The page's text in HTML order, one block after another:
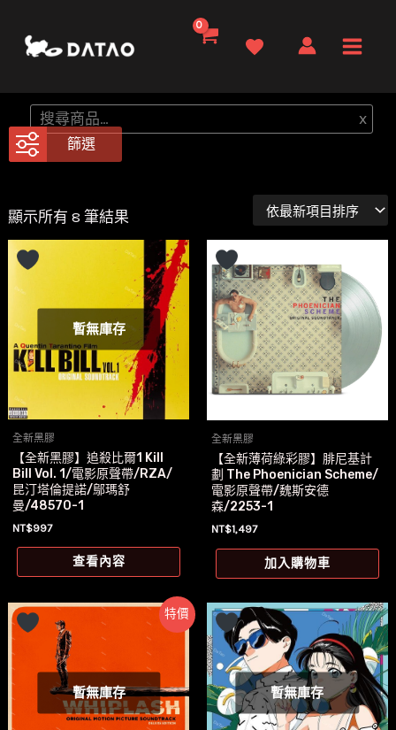
要
內
Menu
搜
尋
x
篩選
顯示所有 8 筆結果
新
項
目
排
序
暫無庫存
全新黑膠
【全新黑膠】追殺比爾1 Kill
Bill Vol. 1/電影原聲帶/RZA/
昆汀塔倫提諾/鄔瑪舒
曼/48570-1
NT$997
查看內容
全新黑膠
【全新薄荷綠彩膠】腓尼基計
劃 The Phoenician Scheme/
電影原聲帶/魏斯安德
森/2253-1
NT$1,497
加入購物車
特價
暫無庫存 暫無庫存